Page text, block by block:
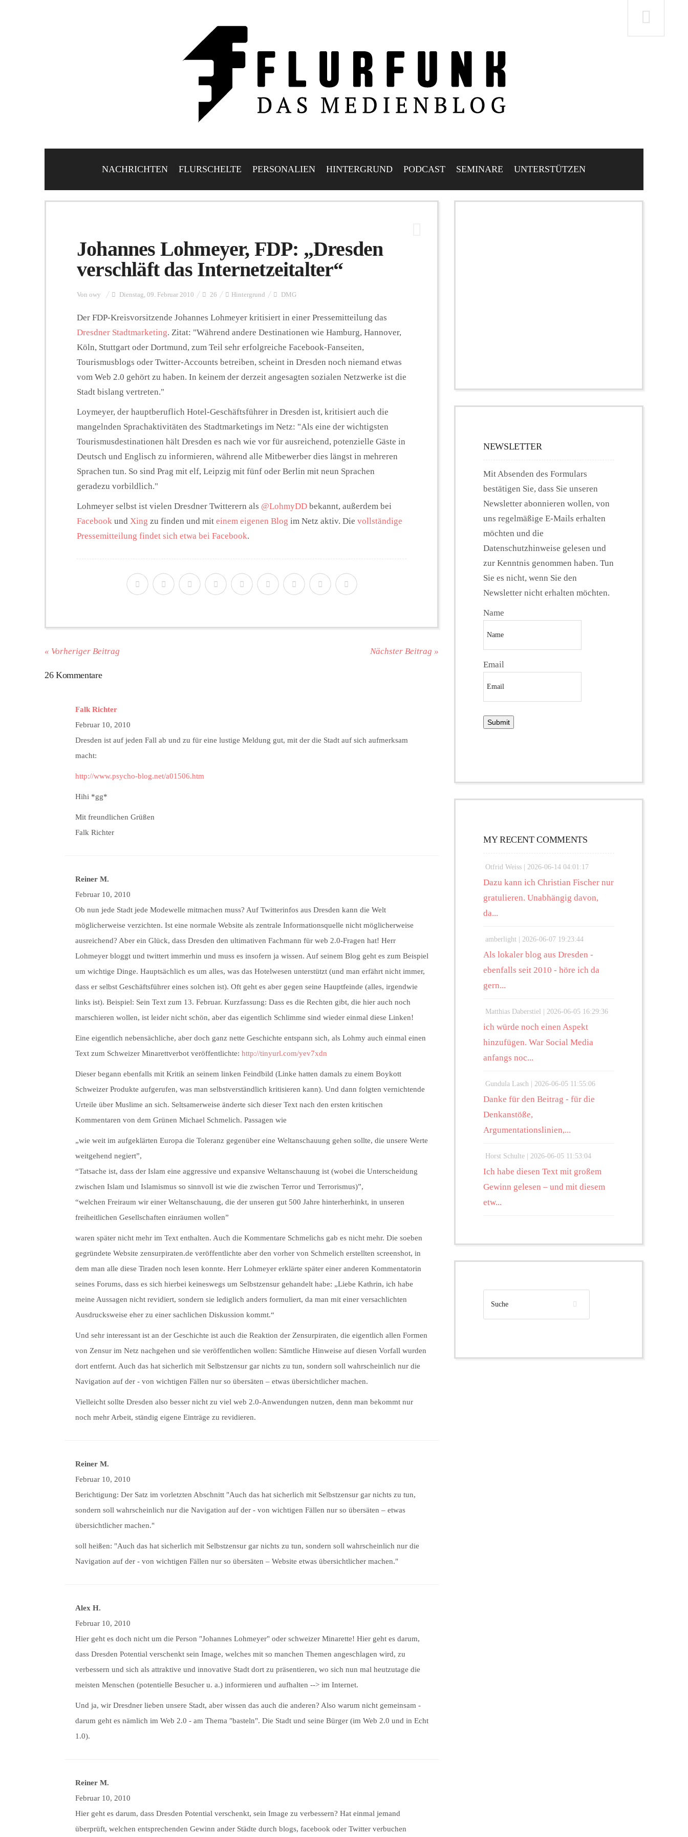
NACHRICHTEN FLURSCHELTE PERSONALIEN HINTERGRUND PODCAST SEMINARE UNTERSTÜTZEN
Johannes Lohmeyer, FDP: „Dresden
verschläft das Internetzeitalter“
Von owy Dienstag, 09. Februar 2010 26 Hintergrund DMG
Der FDP-Kreisvorsitzende Johannes Lohmeyer kritisiert in einer Pressemitteilung das
Dresdner Stadtmarketing. Zitat: "Während andere Destinationen wie Hamburg, Hannover,
Köln, Stuttgart oder Dortmund, zum Teil sehr erfolgreiche Facebook-Fanseiten,
Tourismusblogs oder Twitter-Accounts betreiben, scheint in Dresden noch niemand etwas
vom Web 2.0 gehört zu haben. In keinem der derzeit angesagten sozialen Netzwerke ist die
Stadt bislang vertreten."
Loymeyer, der hauptberuflich Hotel-Geschäftsführer in Dresden ist, kritisiert auch die
mangelnden Sprachaktivitäten des Stadtmarketings im Netz: "Als eine der wichtigsten
Tourismusdestinationen hält Dresden es nach wie vor für ausreichend, potenzielle Gäste in
Deutsch und Englisch zu informieren, während alle Mitbewerber dies längst in mehreren
Sprachen tun. So sind Prag mit elf, Leipzig mit fünf oder Berlin mit neun Sprachen
geradezu vorbildlich."
Lohmeyer selbst ist vielen Dresdner Twitterern als @LohmyDD bekannt, außerdem bei
Facebook und Xing zu finden und mit einem eigenen Blog im Netz aktiv. Die vollständige
Pressemitteilung findet sich etwa bei Facebook.
« Vorheriger Beitrag Nächster Beitrag »
26 Kommentare
Falk Richter
Februar 10, 2010
Dresden ist auf jeden Fall ab und zu für eine lustige Meldung gut, mit der die Stadt auf sich aufmerksam
macht:
http://www.psycho-blog.net/a01506.htm
Hihi *gg*
Mit freundlichen Grüßen
Falk Richter
Reiner M.
Februar 10, 2010
Ob nun jede Stadt jede Modewelle mitmachen muss? Auf Twitterinfos aus Dresden kann die Welt
möglicherweise verzichten. Ist eine normale Website als zentrale Informationsquelle nicht möglicherweise
ausreichend? Aber ein Glück, dass Dresden den ultimativen Fachmann für web 2.0-Fragen hat! Herr
Lohmeyer bloggt und twittert immerhin und muss es insofern ja wissen. Auf seinem Blog geht es zum Beispiel
um wichtige Dinge. Hauptsächlich es um alles, was das Hotelwesen unterstützt (und man erfährt nicht immer,
dass er selbst Geschäftsführer eines solchen ist). Oft geht es aber gegen seine Hauptfeinde (alles, irgendwie
links ist). Beispiel: Sein Text zum 13. Februar. Kurzfassung: Dass es die Rechten gibt, die hier auch noch
marschieren wollen, ist leider nicht schön, aber das eigentlich Schlimme sind wieder einmal diese Linken!
Eine eigentlich nebensächliche, aber doch ganz nette Geschichte entspann sich, als Lohmy auch einmal einen
Text zum Schweizer Minarettverbot veröffentlichte: http://tinyurl.com/yev7xdn
Dieser begann ebenfalls mit Kritik an seinem linken Feindbild (Linke hatten damals zu einem Boykott
Schweizer Produkte aufgerufen, was man selbstverständlich kritisieren kann). Und dann folgten vernichtende
Urteile über Muslime an sich. Seltsamerweise änderte sich dieser Text nach den ersten kritischen
Kommentaren von dem Grünen Michael Schmelich. Passagen wie
„wie weit im aufgeklärten Europa die Toleranz gegenüber eine Weltanschauung gehen sollte, die unsere Werte
weitgehend negiert”,
“Tatsache ist, dass der Islam eine aggressive und expansive Weltanschauung ist (wobei die Unterscheidung
zwischen Islam und Islamismus so sinnvoll ist wie die zwischen Terror und Terrorismus)”,
“welchen Freiraum wir einer Weltanschauung, die der unseren gut 500 Jahre hinterherhinkt, in unseren
freiheitlichen Gesellschaften einräumen wollen”
waren später nicht mehr im Text enthalten. Auch die Kommentare Schmelichs gab es nicht mehr. Die soeben
gegründete Website zensurpiraten.de veröffentlichte aber den vorher von Schmelich erstellten screenshot, in
dem man alle diese Tiraden noch lesen konnte. Herr Lohmeyer erklärte später einer anderen Kommentatorin
seines Forums, dass es sich hierbei keineswegs um Selbstzensur gehandelt habe: „Liebe Kathrin, ich habe
meine Aussagen nicht revidiert, sondern sie lediglich anders formuliert, da man mit einer versachlichten
Ausdrucksweise eher zu einer sachlichen Diskussion kommt.“
Und sehr interessant ist an der Geschichte ist auch die Reaktion der Zensurpiraten, die eigentlich allen Formen
von Zensur im Netz nachgehen und sie veröffentlichen wollen: Sämtliche Hinweise auf diesen Vorfall wurden
dort entfernt. Auch das hat sicherlich mit Selbstzensur gar nichts zu tun, sondern soll wahrscheinlich nur die
Navigation auf der - von wichtigen Fällen nur so übersäten – etwas übersichtlicher machen.
Vielleicht sollte Dresden also besser nicht zu viel web 2.0-Anwendungen nutzen, denn man bekommt nur
noch mehr Arbeit, ständig eigene Einträge zu revidieren.
Reiner M.
Februar 10, 2010
Berichtigung: Der Satz im vorletzten Abschnitt "Auch das hat sicherlich mit Selbstzensur gar nichts zu tun,
sondern soll wahrscheinlich nur die Navigation auf der - von wichtigen Fällen nur so übersäten – etwas
übersichtlicher machen."
soll heißen: "Auch das hat sicherlich mit Selbstzensur gar nichts zu tun, sondern soll wahrscheinlich nur die
Navigation auf der - von wichtigen Fällen nur so übersäten – Website etwas übersichtlicher machen."
Alex H.
Februar 10, 2010
Hier geht es doch nicht um die Person "Johannes Lohmeyer" oder schweizer Minarette! Hier geht es darum,
dass Dresden Potential verschenkt sein Image, welches mit so manchen Themen angeschlagen wird, zu
verbessern und sich als attraktive und innovative Stadt dort zu präsentieren, wo sich nun mal heutzutage die
meisten Menschen (potentielle Besucher u. a.) informieren und aufhalten --> im Internet.
Und ja, wir Dresdner lieben unsere Stadt, aber wissen das auch die anderen? Also warum nicht gemeinsam -
darum geht es nämlich im Web 2.0 - am Thema "basteln". Die Stadt und seine Bürger (im Web 2.0 und in Echt
1.0).
Reiner M.
Februar 10, 2010
Hier geht es darum, dass Dresden Potential verschenkt, sein Image zu verbessern? Hat einmal jemand
überprüft, welchen entsprechenden Gewinn ander Städte durch blogs, facebook oder Twitter verbuchen
NEWSLETTER
Mit Absenden des Formulars
bestätigen Sie, dass Sie unseren
Newsletter abonnieren wollen, von
uns regelmäßige E-Mails erhalten
möchten und die
Datenschutzhinweise gelesen und
zur Kenntnis genommen haben. Tun
Sie es nicht, wenn Sie den
Newsletter nicht erhalten möchten.
Name
Email
MY RECENT COMMENTS
Otfrid Weiss | 2026-06-14 04:01:17
Dazu kann ich Christian Fischer nur
gratulieren. Unabhängig davon,
da...
amberlight | 2026-06-07 19:23:44
Als lokaler blog aus Dresden -
ebenfalls seit 2010 - höre ich da
gern...
Matthias Daberstiel | 2026-06-05 16:29:36
ich würde noch einen Aspekt
hinzufügen. War Social Media
anfangs noc...
Gundula Lasch | 2026-06-05 11:55:06
Danke für den Beitrag - für die
Denkanstöße,
Argumentationslinien,...
Horst Schulte | 2026-06-05 11:53:04
Ich habe diesen Text mit großem
Gewinn gelesen – und mit diesem
etw...